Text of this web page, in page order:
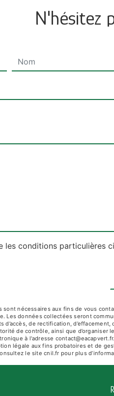
N'hésitez
les conditions particulières
sont nécessaires aux fins de vous
Les données collectées seront
d’accès, de rectification,
de contrôle, ainsi que
à l'adresse
légale aux fins probatoires et de
le site cnil.fr pour plus